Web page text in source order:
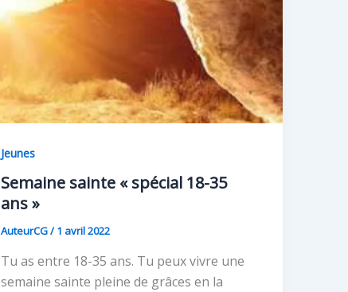
Jeunes
Semaine sainte « spécial 18-35
ans »
AuteurCG/1 avril 2022
Tu as entre 18-35 ans. Tu peux vivre une
semaine sainte pleine de grâces en la